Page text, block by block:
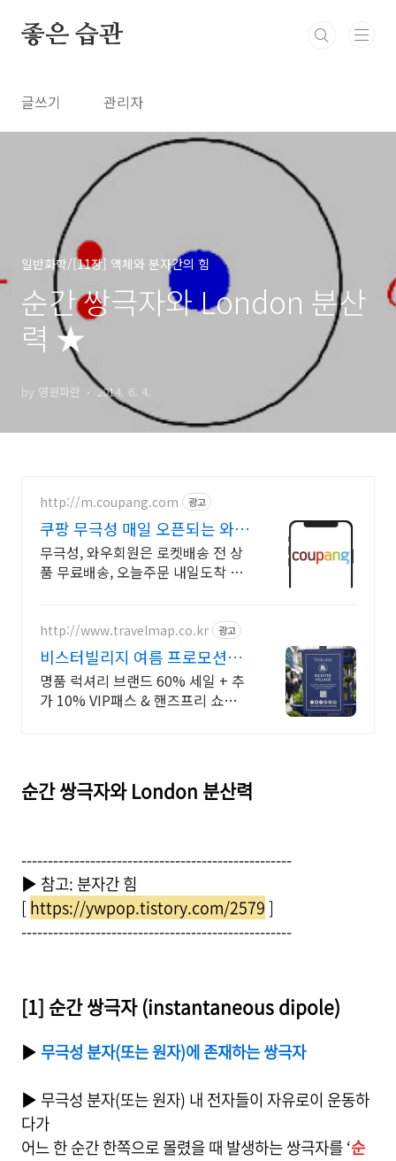
좋은 습관
글쓰기 관리자
일반화학/[11장] 액체와 분자간의 힘
순간 쌍극자와 London 분산
력 ★
by 영원파란 2014. 6. 4.
http://m.coupang.com 광고
쿠팡 무극성 매일 오픈되는 와우
회원 특가
무극성, 와우회원은 로켓배송 전 상
품 무료배송, 오늘주문 내일도착 꼭
http://www.travelmap.co.kr 광고
비스터빌리지 여름 프로모션
VIP 패스 10% 할인쿠폰
명품 럭셔리 브랜드 60% 세일 + 추
가 10% VIP패스 & 핸즈프리 쇼핑
순간 쌍극자와 London 분산력
---------------------------------------------------
▶ 참고: 분자간 힘
[https://ywpop.tistory.com/2579]
---------------------------------------------------
[1] 순간 쌍극자 (instantaneous dipole)
▶ 무극성 분자(또는 원자)에 존재하는 쌍극자
▶ 무극성 분자(또는 원자) 내 전자들이 자유로이 운동하
다가
어느 한 순간 한쪽으로 몰렸을 때 발생하는 쌍극자를 ‘순